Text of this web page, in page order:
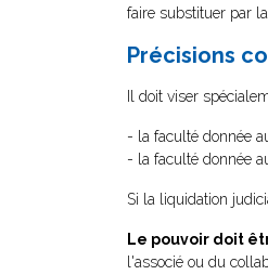
faire substituer par
Précisions
Il doit viser
- la faculté donnée
- la faculté donnée
Si la liquidation
Le pouvoir doit
l'associé ou du